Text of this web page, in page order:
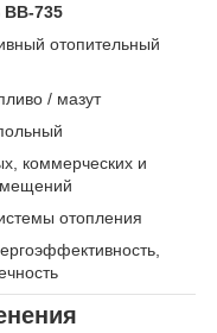
BB-735
отопительный
/ мазут
коммерческих и
отопления